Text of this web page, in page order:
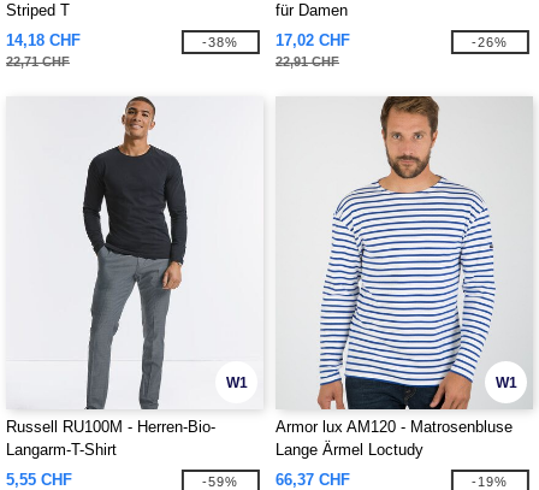
Striped T
14,18 CHF
22,71 CHF
-38%
für Damen
17,02 CHF
22,91 CHF
-26%
W1
Russell RU100M - Herren-Bio-
Langarm-T-Shirt
5,55 CHF
-59%
W1
Armor lux AM120 - Matrosenbluse
Lange Ärmel Loctudy
66,37 CHF
-19%